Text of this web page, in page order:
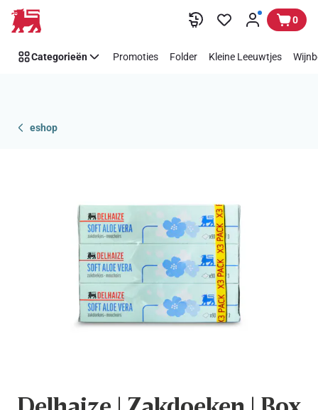
Overslaan 0
Categorieën Promoties Folder Kleine Leeuwtjes
eshop